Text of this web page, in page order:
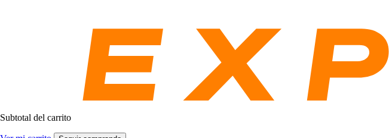
Subtotal del carrito